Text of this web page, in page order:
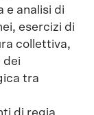
e analisi di
esercizi di
collettiva,
dei
tra